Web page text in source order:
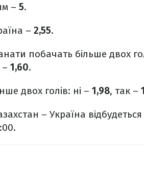
– 5.
– 2,55.
побачать більше двох
1,60.
двох голів: ні – 1,98, так –
– Україна відбудеться